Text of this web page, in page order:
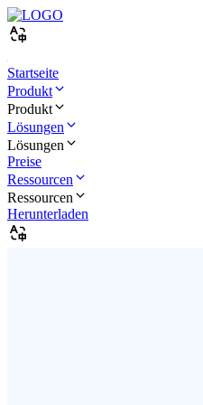
Startseite
Produkt
Produkt
Lösungen
Lösungen
Preise
Ressourcen
Ressourcen
Herunterladen